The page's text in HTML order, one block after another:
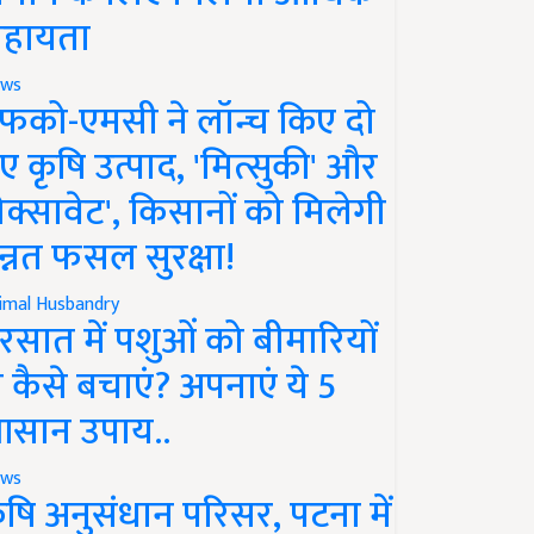
एमसी ने लॉन्च किए दो
कृषि उत्पाद, 'मित्सुकी' और
किसानों को मिलेगी
फसल सुरक्षा!
Husbandry
में पशुओं को बीमारियों
बचाएं? अपनाएं ये 5
उपाय..
अनुसंधान परिसर, पटना में